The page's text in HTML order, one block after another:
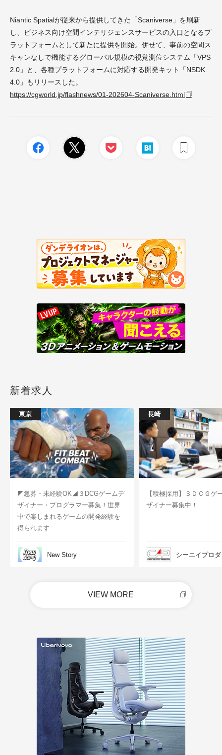
Niantic Spatialが従来から提供してきた「Scaniverse」を刷新
し、ビジネス向け空間インテリジェンスサービスの入口となるプ
ラットフォームとして新たに提供を開始。併せて、事前の空間ス
キャンなしで機能するグローバル規模の視覚測位システム「VPS
2.0」と、各種プラットフォームに対応する開発キット「NSDK
4.0」もリリースした。
https://cgworld.jp/flashnews/01-202604-Scaniverse.html
新着求人
東京
◤急募・未経験OK◢３DCGゲームデ
ザイナー・プログラマー募集！世界
中で楽しまれるゲームの開発経験を
得られます
New Story
長崎
【積極採用】３ＤＣＧゲ
ザイナー募集中！
シーエイプロ
VIEW MORE